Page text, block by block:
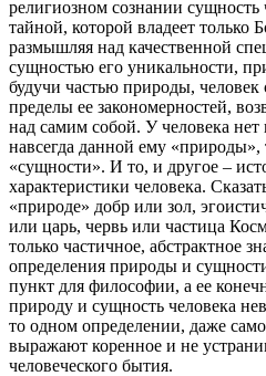
религиозном сознании сущность
тайной, которой владеет только
размышляя над качественной
сущностью его уникальности,
будучи частью природы, человек
пределы ее закономерностей,
над самим собой. У человека нет
навсегда данной ему
«сущности». И то, и другое –
характеристики человека.
«природе» добр или зол,
или царь, червь или частица
только частичное, абстрактное
определения природы и
пункт для философии, а ее
природу и сущность человека
то одном определении, даже
выражают коренное и не
человеческого бытия.